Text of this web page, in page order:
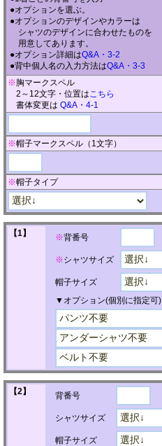
●オプションを選ぶ。
●オプションのデザインやカラーは
シャツのデザインに合わせたものを
用意してあります。
●オプション詳細はQ&A・3-2
●背中個人名の入力方法はQ&A・3-3
※ 胸マークスペル
2～12文字・位置はこちら
書体変更は Q&A・4-1
※帽子マークスペル（1文字）
※帽子タイプ
【1】 ※背番号
※シャツサイズ
帽子サイズ
▼オプション(個別に指定可)
【2】 背番号
シャツサイズ
帽子サイズ